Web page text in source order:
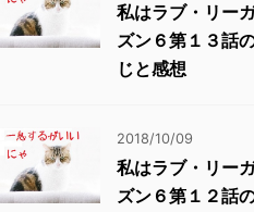
私はラブ・リー
ズン６第１３話
じと感想
2018/10/09
私はラブ・リー
ズン６第１２話